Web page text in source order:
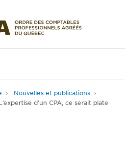
Nouvelles et publications
d’un CPA, ce serait plate